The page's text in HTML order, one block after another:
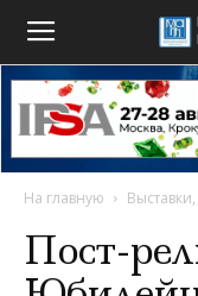
На главную
Пост-